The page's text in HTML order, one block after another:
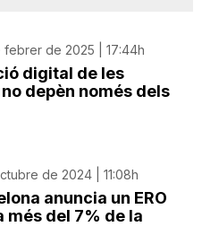
febrer de 2025 | 17:44h
digital de les
depèn només dels
de 2024 | 11:08h
anuncia un ERO
més del 7% de la